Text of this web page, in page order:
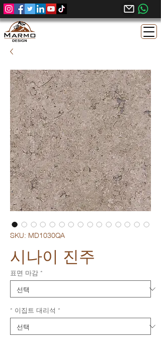
SKU: MD1030QA
시나이 진주
표면 마감*
* 이집트 대리석 *